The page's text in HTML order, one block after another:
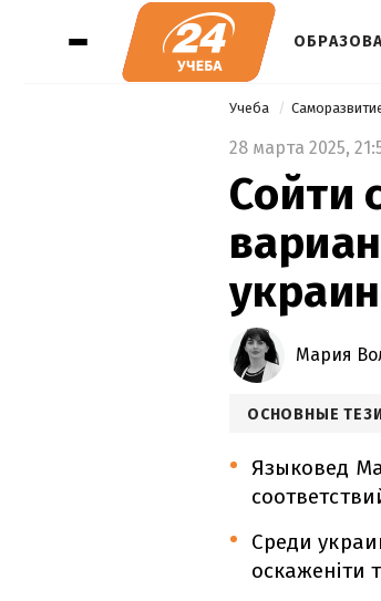
Учеба
28 марта 2025,
Сойти
Мария
ОСНОВНЫЕ
Языковед
Среди
оскаженіти